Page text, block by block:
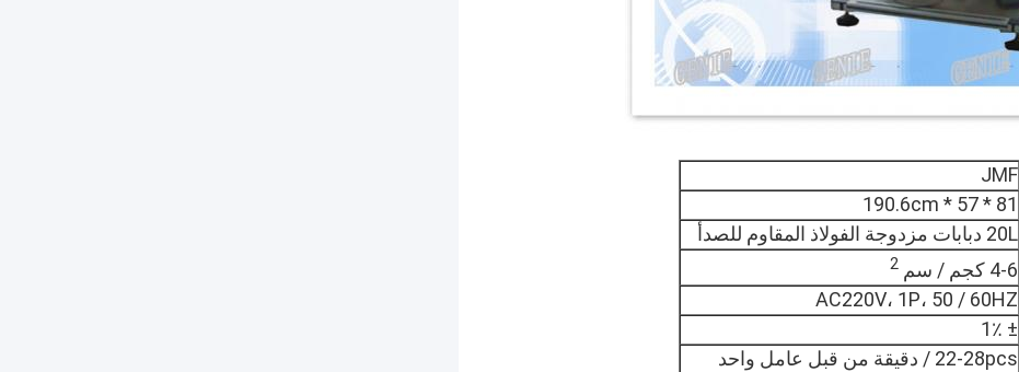
JMF
81 * 57 * 190.6cm
20L دبابات مزدوجة الفولاذ المقاوم للصدأ
4-6 كجم / سم 2
AC220V، 1P، 50 / 60HZ
± 1٪
22-28pcs / دقيقة من قبل عامل واحد